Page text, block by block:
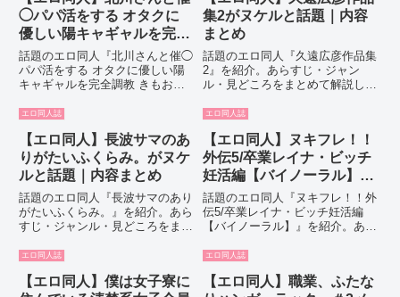
◯パパ活をする オタクに
優しい陽キャギャルを完全
調教 きもおぢとラブ？？
ラブセックス生活がヌケル
と話題｜内容まとめ
話題のエロ同人『北川さんと催◯
パパ活をする オタクに優しい陽
キャギャルを完全調教 きもおぢ
紹介。あらすじ・ジャンル・見ど
集2がヌケルと話題｜内容
まとめ
話題のエロ同人『久遠広彦作品集
2』を紹介。あらすじ・ジャン
ル・見どころをまとめて解説しま
エロ同人誌
【エロ同人】長波サマのあ
りがたいふくらみ。がヌケ
ルと話題｜内容まとめ
話題のエロ同人『長波サマのあり
がたいふくらみ。』を紹介。あら
すじ・ジャンル・見どころをまと
エロ同人誌
【エロ同人】ヌキフレ！！
外伝5/卒業レイナ・ビッチ
妊活編【バイノーラル】が
ヌケルと話題｜内容まとめ
話題のエロ同人『ヌキフレ！！外
伝5/卒業レイナ・ビッチ妊活編
【バイノーラル】』を紹介。あら
めて解説します。
エロ同人誌
【エロ同人】僕は女子寮に
エロ同人誌
【エロ同人】職業、ふたな